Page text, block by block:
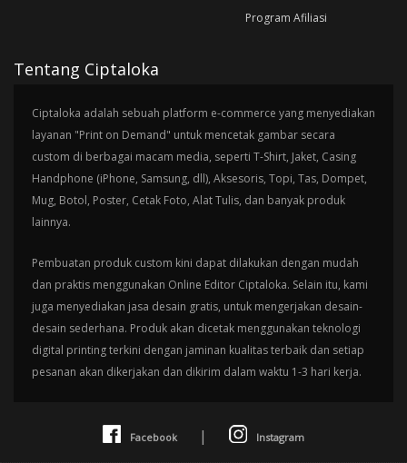
Program Afiliasi
Tentang Ciptaloka
Ciptaloka adalah sebuah platform e-commerce yang menyediakan
layanan "Print on Demand" untuk mencetak gambar secara
custom di berbagai macam media, seperti T-Shirt, Jaket, Casing
Handphone (iPhone, Samsung, dll), Aksesoris, Topi, Tas, Dompet,
Mug, Botol, Poster, Cetak Foto, Alat Tulis, dan banyak produk
lainnya.
Pembuatan produk custom kini dapat dilakukan dengan mudah
dan praktis menggunakan Online Editor Ciptaloka. Selain itu, kami
juga menyediakan jasa desain gratis, untuk mengerjakan desain-
desain sederhana. Produk akan dicetak menggunakan teknologi
digital printing terkini dengan jaminan kualitas terbaik dan setiap
pesanan akan dikerjakan dan dikirim dalam waktu 1-3 hari kerja.
Facebook | Instagram